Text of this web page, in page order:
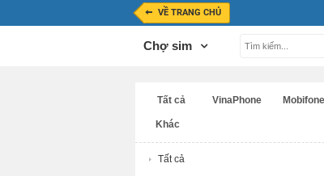
VỀ TRANG CHỦ
Chợ sim
Tất cả VinaPhone Mobifone
Khác
Tất cả